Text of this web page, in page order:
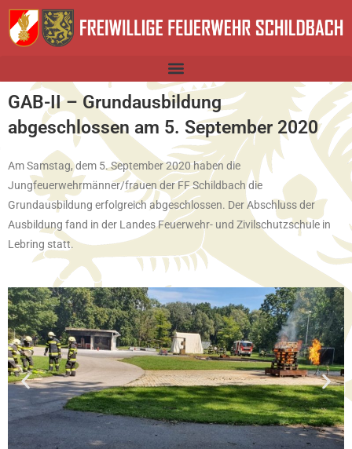
GAB-II – Grundausbildung
abgeschlossen am 5. September 2020
Am Samstag, dem 5. September 2020 haben die
Jungfeuerwehrmänner/frauen der FF Schildbach die
Grundausbildung erfolgreich abgeschlossen. Der Abschluss der
Ausbildung fand in der Landes Feuerwehr- und Zivilschutzschule in
Lebring statt.